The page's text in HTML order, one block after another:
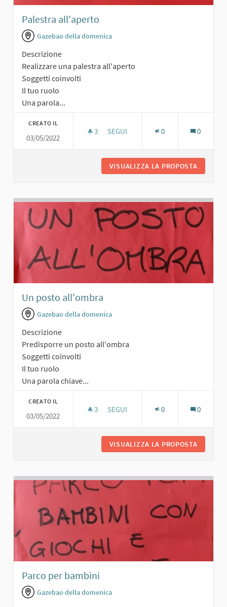
Palestra all'aperto
Gazebao della domenica
Descrizione
Realizzare una palestra all'aperto
Soggetti coinvolti
Il tuo ruolo
Una parola...
CREATO IL
03/05/2022
3 3 SOSTENITORI
SEGUI 0 0
VISUALIZZA LA PROPOSTA
Un posto all'ombra
Gazebao della domenica
Descrizione
Predisporre un posto all'ombra
Soggetti coinvolti
Il tuo ruolo
Una parola chiave...
CREATO IL
03/05/2022
3 3 SOSTENITORI
SEGUI 0 0
VISUALIZZA LA PROPOSTA
Parco per bambini
Gazebao della domenica